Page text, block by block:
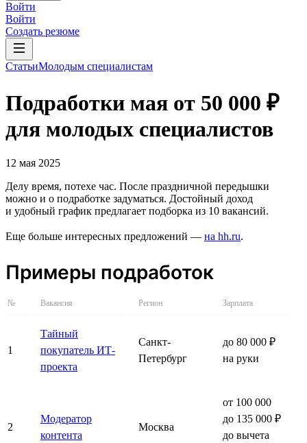
Войти
Войти
Создать резюме
СтатьиМолодым специалистам
Подработки мая от 50 000 ₽
для молодых специалистов
12 мая 2025
Делу время, потехе час. После праздничной передышки
можно и о подработке задуматься. Достойный доход
и удобный график предлагает подборка из 10 вакансий.
Еще больше интересных предложений — на hh.ru.
Примеры подработок
№ Вакансия Регион Зарплата
1
Тайный
покупатель ИТ-
проекта
Санкт-
Петербург
до 80 000 ₽
на руки
2
Модератор
контента
Москва
от 100 000
до 135 000 ₽
до вычета